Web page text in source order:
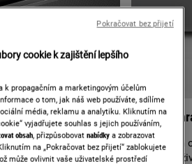
můžete snadno najít
Pomocí našeho
Koupit
Používáním
prodloužit
cookie k zajištění lepšího
k propagačním a marketingovým účelům
o tom, jak náš web používáte, sdílíme
média, reklamu a analytiku. Kliknutím na
vyjadřujete souhlas s jejich používáním,
obsah, přizpůsobovatnabídky a zobrazovat
na „Pokračovat bez přijetí“ zablokujete
může ovlivnit vaše uživatelské prostředí
Pokračovat bez přijetí